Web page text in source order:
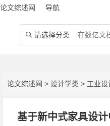
论文综述网 导航
 请选择分类
论文综述网 >设计学类 > 工业设
基于新中式家具设